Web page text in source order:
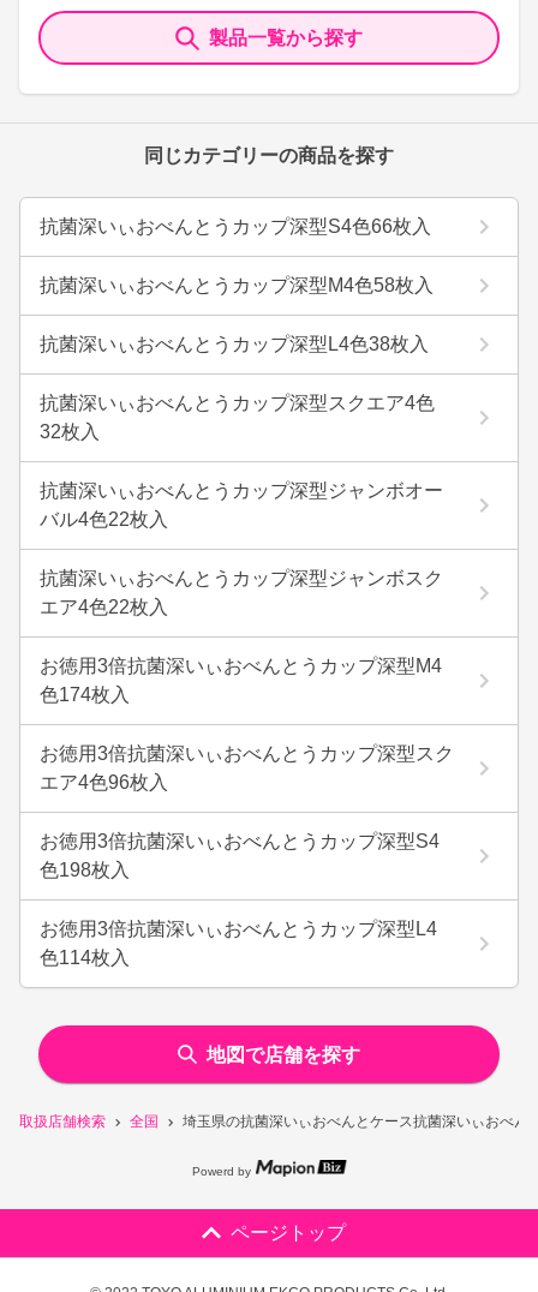
取扱店舗検索 全国 埼玉県の抗菌深いぃおべんとケース抗菌深いぃおべ
製品一覧から探す
同じカテゴリーの商品を探す
抗菌深いぃおべんとうカップ深型S4色66枚入
抗菌深いぃおべんとうカップ深型M4色58枚入
抗菌深いぃおべんとうカップ深型L4色38枚入
抗菌深いぃおべんとうカップ深型スクエア4色
32枚入
抗菌深いぃおべんとうカップ深型ジャンボオー
バル4色22枚入
抗菌深いぃおべんとうカップ深型ジャンボスク
エア4色22枚入
お徳用3倍抗菌深いぃおべんとうカップ深型M4
色174枚入
お徳用3倍抗菌深いぃおべんとうカップ深型スク
エア4色96枚入
お徳用3倍抗菌深いぃおべんとうカップ深型S4
色198枚入
お徳用3倍抗菌深いぃおべんとうカップ深型L4
色114枚入
地図で店舗を探す
Powerd by
ページトップ